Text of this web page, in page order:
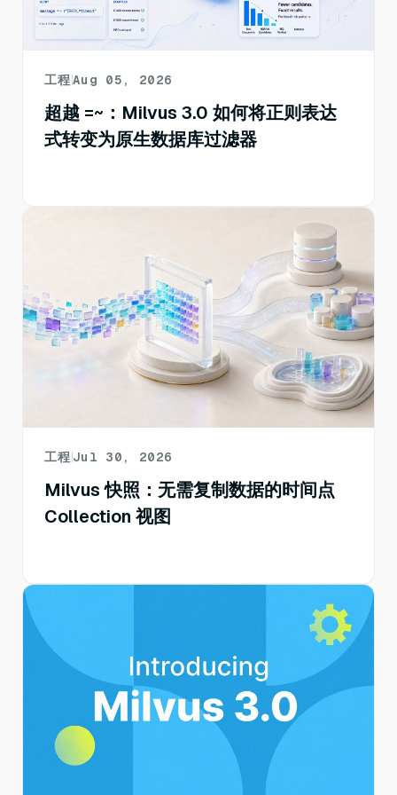
工程Aug 05, 2026
超越 =~：Milvus 3.0 如何将正则表达
式转变为原生数据库过滤器
工程Jul 30, 2026
Milvus 快照：无需复制数据的时间点
Collection 视图